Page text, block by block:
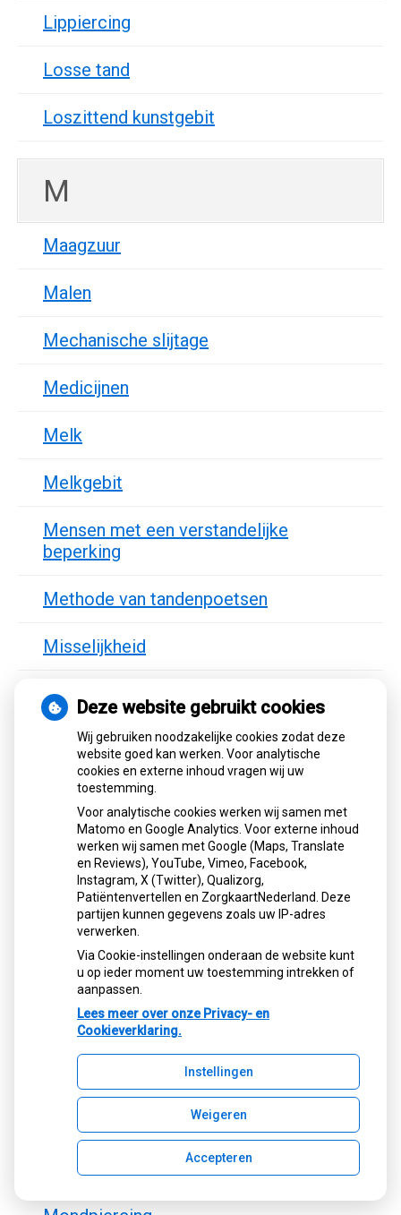
Lippiercing
Losse tand
Loszittend kunstgebit
M
Maagzuur
Malen
Mechanische slijtage
Medicijnen
Melk
Melkgebit
Mensen met een verstandelijke
beperking
Methode van tandenpoetsen
Misselijkheid
Molaar
Mond van kinderen
Mondbeschermer
Mondcontrole
Monddroogheid
Mondgewoonten
Mondgezondheid
Mondhygiëne
Mondhygiëne instructie
Mondkanker
Deze website gebruikt cookies
Wij gebruiken noodzakelijke cookies zodat deze
website goed kan werken. Voor analytische
cookies en externe inhoud vragen wij uw
toestemming.
Voor analytische cookies werken wij samen met
Matomo en Google Analytics. Voor externe inhoud
werken wij samen met Google (Maps, Translate
en Reviews), YouTube, Vimeo, Facebook,
Instagram, X (Twitter), Qualizorg,
Patiëntenvertellen en ZorgkaartNederland. Deze
partijen kunnen gegevens zoals uw IP-adres
verwerken.
Via Cookie-instellingen onderaan de website kunt
u op ieder moment uw toestemming intrekken of
aanpassen.
Lees meer over onze Privacy- en
Cookieverklaring.
Instellingen
Weigeren
Accepteren